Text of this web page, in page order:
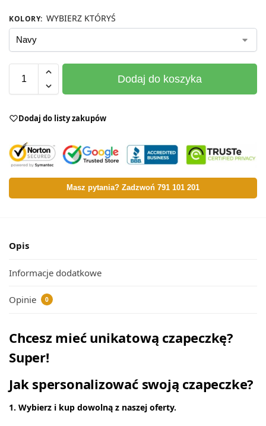
KOLORY: WYBIERZ KTÓRYŚ
Dodaj do koszyka
Dodaj do listy zakupów
Masz pytania? Zadzwoń 791 101 201
Opis
Informacje dodatkowe
Opinie 0
Chcesz mieć unikatową czapeczkę?
Super!
Jak spersonalizować swoją czapeczke?
1. Wybierz i kup dowolną z naszej oferty.